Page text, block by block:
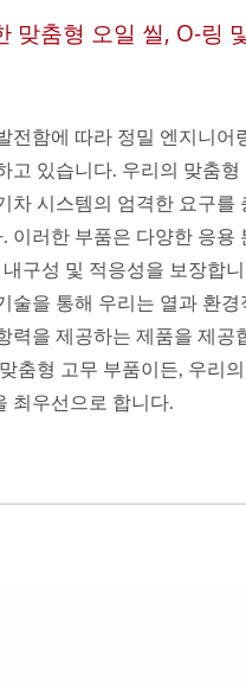
맞춤형 오일 씰, O-링
전함에 따라 정밀 엔지니어
고 있습니다. 우리의 맞춤형
차 시스템의 엄격한 요구를
이러한 부품은 다양한 응용
구성 및 적응성을 보장합
술을 통해 우리는 열과 환경
력을 제공하는 제품을 제공
춤형 고무 부품이든, 우리
최우선으로 합니다.